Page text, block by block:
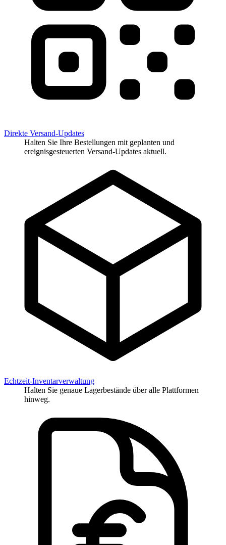
Direkte Versand-Updates
Halten Sie Ihre Bestellungen mit geplanten und
ereignisgesteuerten Versand-Updates aktuell.
Echtzeit-Inventarverwaltung
Halten Sie genaue Lagerbestände über alle Plattformen
hinweg.